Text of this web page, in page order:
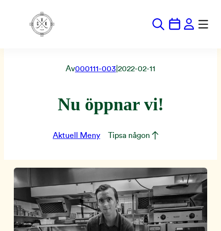
till
Av000111-003 2022-02-11
Nu öppnar vi!
Aktuell Meny Tipsa någon